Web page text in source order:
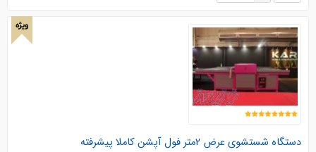
ویژه
دستگاه شستشوی عرض 2متر فول آپشن کاملا پیشرفته